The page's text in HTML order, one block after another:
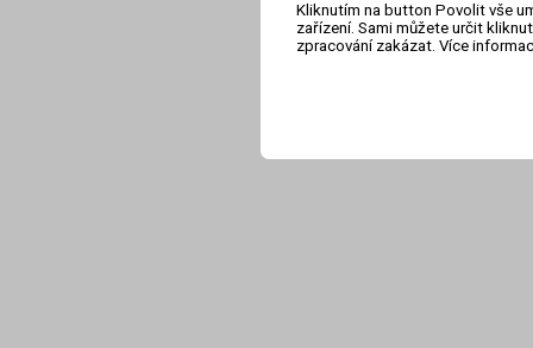
Kliknutím na button Povolit vše
zařízení. Sami můžete určit
zpracování zakázat. Více